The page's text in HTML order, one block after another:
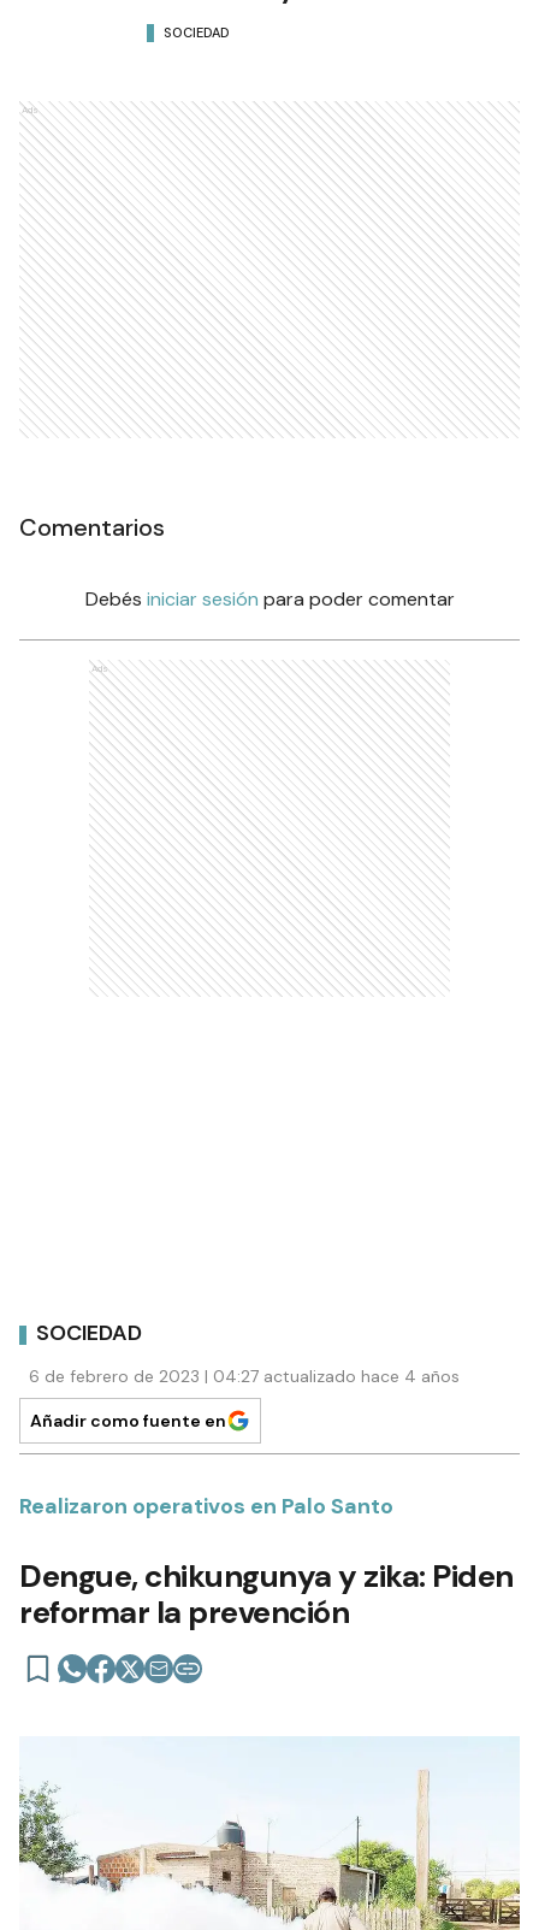
SOCIEDAD
Ads
Comentarios
Debés iniciar sesión para poder comentar
Ads
SOCIEDAD
6 de febrero de 2023 | 04:27 actualizado hace 4 años
Añadir como fuente en
Realizaron operativos en Palo Santo
Dengue, chikungunya y zika: Piden
reformar la prevención